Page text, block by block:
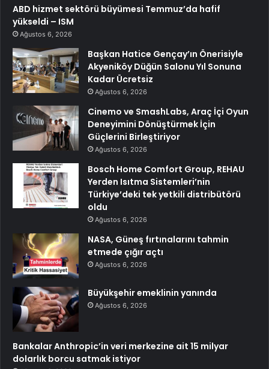
ABD hizmet sektörü büyümesi Temmuz’da hafif
yükseldi – ISM
Ağustos 6, 2026
Başkan Hatice Gençay’ın Önerisiyle
Akyeniköy Düğün Salonu Yıl Sonuna
Kadar Ücretsiz
Ağustos 6, 2026
Cinemo ve SmashLabs, Araç İçi Oyun
Deneyimini Dönüştürmek İçin
Güçlerini Birleştiriyor
Ağustos 6, 2026
Bosch Home Comfort Group, REHAU
Yerden Isıtma Sistemleri’nin
Türkiye’deki tek yetkili distribütörü
oldu
Ağustos 6, 2026
NASA, Güneş fırtınalarını tahmin
etmede çığır açtı
Ağustos 6, 2026
Büyükşehir emeklinin yanında
Ağustos 6, 2026
Bankalar Anthropic’in veri merkezine ait 15 milyar
dolarlık borcu satmak istiyor